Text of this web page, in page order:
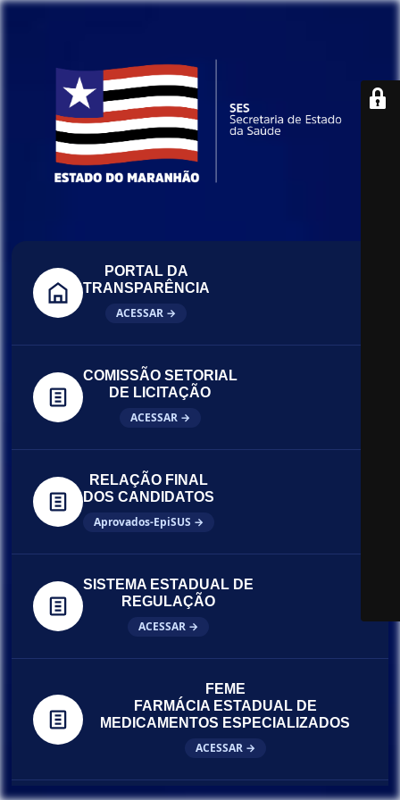
PORTAL DA
TRANSPARÊNCIA
ACESSAR →
COMISSÃO SETORIAL
DE LICITAÇÃO
ACESSAR →
RELAÇÃO FINAL
DOS CANDIDATOS
Aprovados-EpiSUS →
SISTEMA ESTADUAL DE
REGULAÇÃO
ACESSAR →
FEME
FARMÁCIA ESTADUAL DE
MEDICAMENTOS ESPECIALIZADOS
ACESSAR →